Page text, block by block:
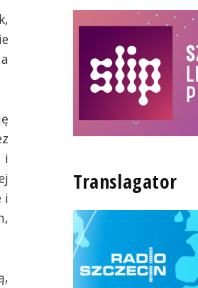
i
i
Translagator